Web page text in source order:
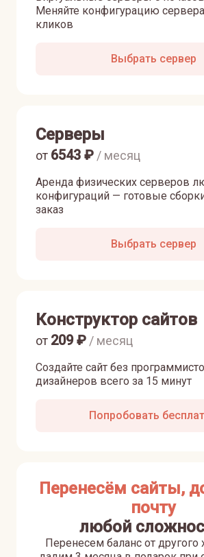
Меняйте конфигурацию
кликов
Выбрать сервер
Серверы
Аренда физических серверов
конфигураций — готовые
заказ
от 6543 ₽ / месяц
Выбрать сервер
Конструктор сайтов
Создайте сайт без
дизайнеров всего за 15 минут
от 209₽ / месяц
Попробовать
Перенесём сайты,
почту
любой
Перенесем баланс от другого